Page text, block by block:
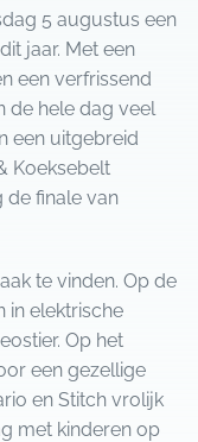
5 augustus een
jaar. Met een
een verfrissend
de hele dag veel
een uitgebreid
Koeksebelt
de finale van
te vinden. Op de
in elektrische
Op het
een gezellige
en Stitch vrolijk
met kinderen op